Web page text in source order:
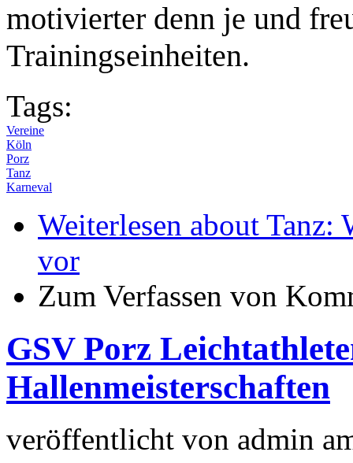
motivierter denn je und
Trainingseinheiten.
Tags:
Vereine
Köln
Porz
Tanz
Karneval
Weiterlesen about Tanz:
vor
Zum Verfassen von
GSV Porz
Hallenmeisterschaften
veröffentlicht von admin